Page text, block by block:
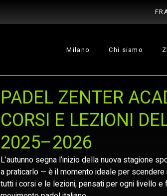
Milano Chi siamo
PADEL ZENTER
CORSI E LEZIONI
2025–2026
L’autunno segna l’inizio della nuova stagione
a praticarlo — è il momento ideale per
tutti i corsi e le lezioni, pensati per ogni livello e